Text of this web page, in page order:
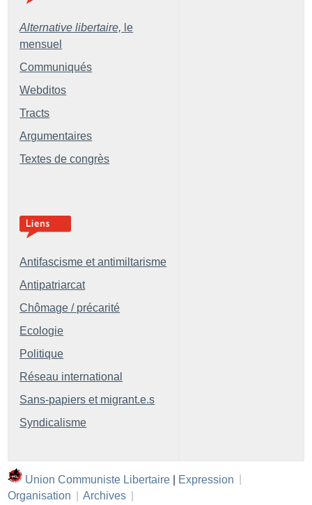
Alternative libertaire, le
mensuel
Communiqués
Webditos
Tracts
Argumentaires
Textes de congrès
Antifascisme et antimiltarisme
Antipatriarcat
Chômage / précarité
Ecologie
Politique
Réseau international
Sans-papiers et migrant.e.s
Syndicalisme
Union Communiste Libertaire | Expression
Organisation
Archives